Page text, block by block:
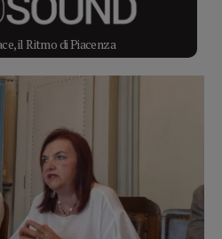
il Ritmo di Piacenza